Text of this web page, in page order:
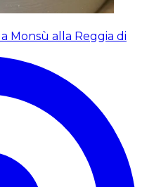
Monsù alla Reggia di